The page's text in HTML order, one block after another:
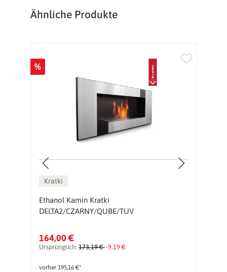
Produktgalerie überspringen
Ähnliche Produkte
%
Kratki
Ethanol Kamin Kratki
DELTA2/CZARNY/QUBE/TUV
164,00 €
Ursprünglich: 173,19 €-9,19 €
vorher 195,16 €*